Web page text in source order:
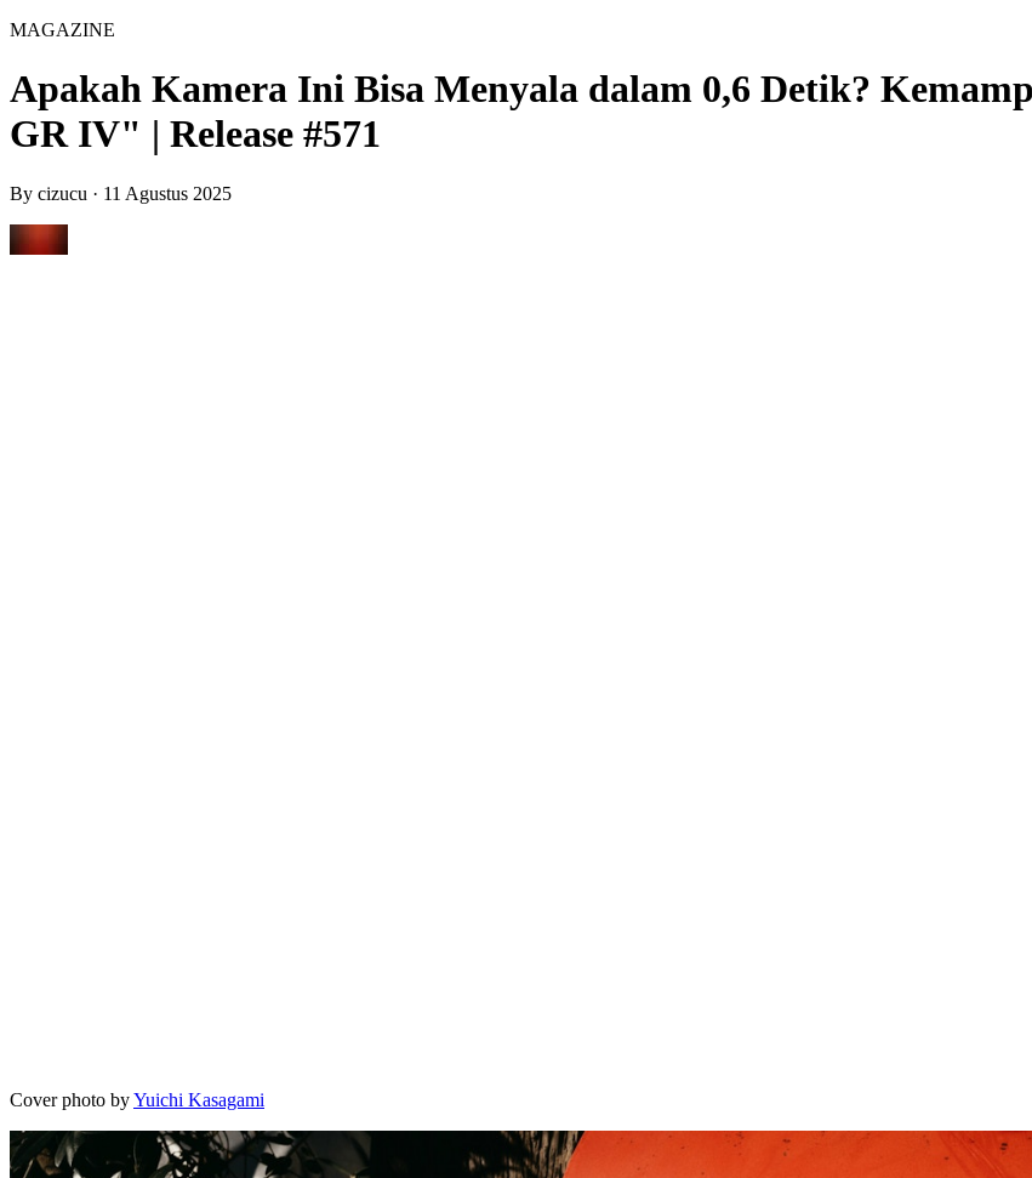
MAGAZINE
Apakah Kamera Ini Bisa Menyala dalam 0,6 Detik?
GR IV" | Release #571
By cizucu · 11 Agustus 2025
Cover photo byYuichi Kasagami